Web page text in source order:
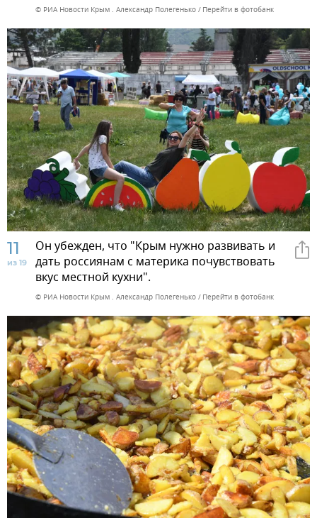
© РИА Новости Крым . Александр Полегенько Перейти в фотобанк
11
из 19
Он убежден, что "Крым нужно развивать и
дать россиянам с материка почувствовать
вкус местной кухни".
© РИА Новости Крым . Александр Полегенько Перейти в фотобанк